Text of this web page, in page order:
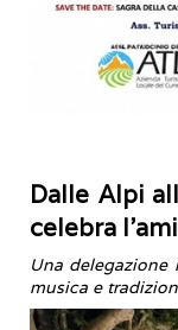
Dalle Alpi
celebra
Una
musica e